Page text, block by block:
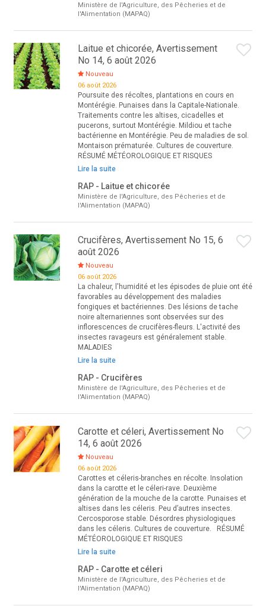
Ministère de l'Agriculture, des Pêcheries et de
l'Alimentation (MAPAQ)
Laitue et chicorée, Avertissement
No 14, 6 août 2026
Nouveau
06 août 2026
Poursuite des récoltes, plantations en cours en
Montérégie. Punaises dans la Capitale-Nationale.
Traitements contre les altises, cicadelles et
pucerons, surtout Montérégie. Mildiou et tache
bactérienne en Montérégie. Peu de maladies de sol.
Montaison prématurée. Cultures de couverture.
RÉSUMÉ MÉTÉOROLOGIQUE ET RISQUES
Lire la suite
RAP - Laitue et chicorée
Ministère de l'Agriculture, des Pêcheries et de
l'Alimentation (MAPAQ)
Crucifères, Avertissement No 15, 6
août 2026
Nouveau
06 août 2026
La chaleur, l'humidité et les épisodes de pluie ont été
favorables au développement des maladies
fongiques et bactériennes. Des lésions de tache
noire alternariennes sont observées sur des
inflorescences de crucifères-fleurs. L'activité des
insectes ravageurs est généralement stable.
MALADIES
Lire la suite
RAP - Crucifères
Ministère de l'Agriculture, des Pêcheries et de
l'Alimentation (MAPAQ)
Carotte et céleri, Avertissement No
14, 6 août 2026
Nouveau
06 août 2026
Carottes et céleris-branches en récolte. Insolation
dans la carotte et le céleri-rave. Deuxième
génération de la mouche de la carotte. Punaises et
altises dans les céleris. Peu d’autres insectes.
Cercosporose stable. Désordres physiologiques
dans les céleris. Cultures de couverture. RÉSUMÉ
MÉTÉOROLOGIQUE ET RISQUES
Lire la suite
RAP - Carotte et céleri
Ministère de l'Agriculture, des Pêcheries et de
l'Alimentation (MAPAQ)